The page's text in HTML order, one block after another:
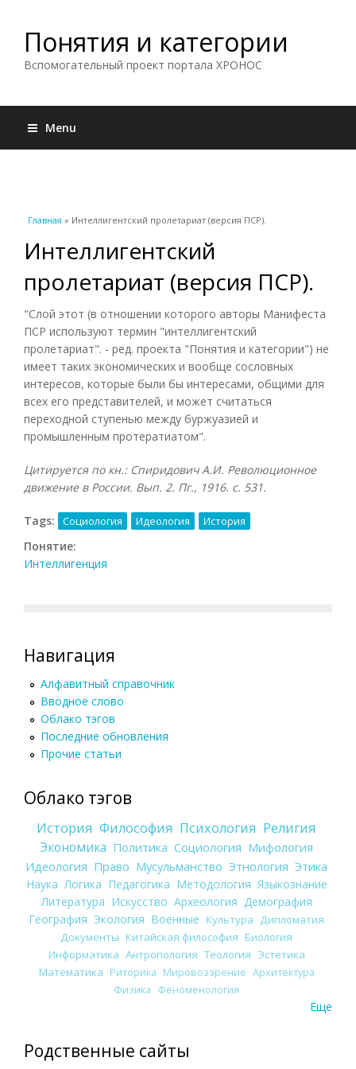
Понятия и категории
Вспомогательный проект портала ХРОНОС
Menu
Вы здесь
Главная » Интеллигентский пролетариат (версия ПСР).
Интеллигентский
пролетариат (версия ПСР).
"Слой этот (в отношении которого авторы Манифеста
ПСР используют термин "интеллигентский
пролетариат". - ред. проекта "Понятия и категории") не
имеет таких экономических и вообще сословных
интересов, которые были бы интересами, общими для
всех его представителей, и может считаться
переходной ступенью между буржуазией и
промышленным протератиатом".
Цитируется по кн.: Спиридович А.И. Революционное
движение в России. Вып. 2. Пг., 1916. с. 531.
Tags: Социология Идеология История
Понятие:
Интеллигенция
Навигация
Алфавитный справочник
Вводное слово
Облако тэгов
Последние обновления
Прочие статьи
Облако тэгов
История Философия Психология Религия
Экономика Политика Социология Мифология
Идеология Право Мусульманство Этнология Этика
Наука Логика Педагогика Методология Языкознание
Литература Искусство Археология Демография
География Экология Военные Культура
Дипломатия
Документы Китайская философия Биология
Информатика Антропология Теология Эстетика
Математика Риторика Мировоззрение Архитектура
Физика Феноменология
Еще
Родственные сайты